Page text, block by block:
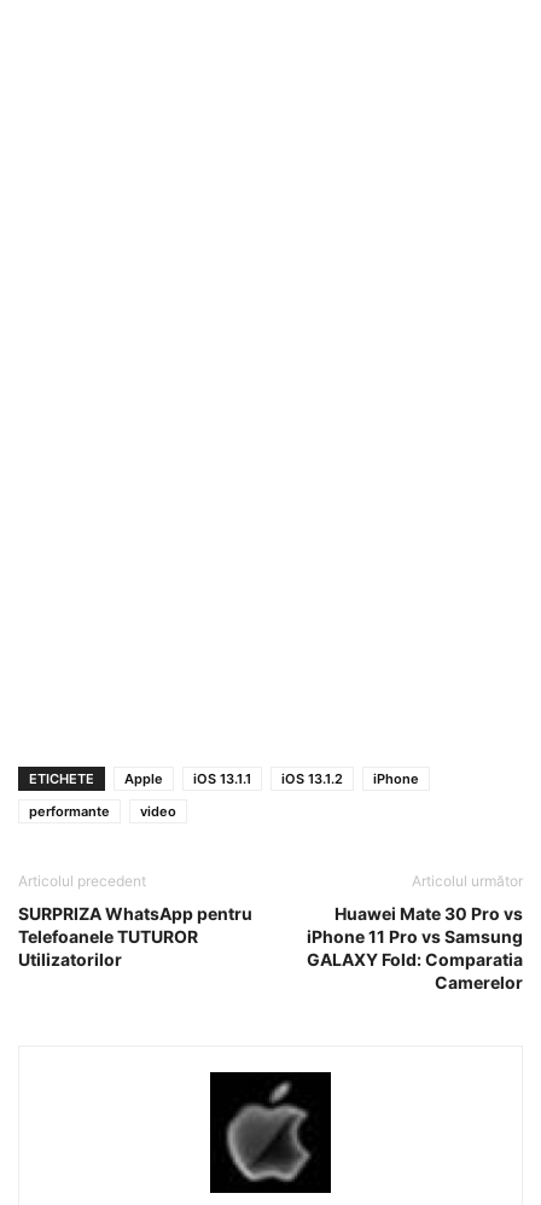
ETICHETE Apple iOS 13.1.1 iOS 13.1.2
iPhone
performante
video
Articolul precedent
SURPRIZA WhatsApp pentru
Telefoanele TUTUROR
Utilizatorilor
Articolul următor
Huawei Mate 30 Pro vs
iPhone 11 Pro vs Samsung
GALAXY Fold: Comparatia
Camerelor